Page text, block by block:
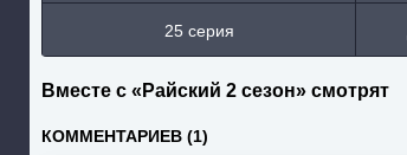
25 серия
Вместе с «Райский 2 сезон» смотрят
КОММЕНТАРИЕВ (1)